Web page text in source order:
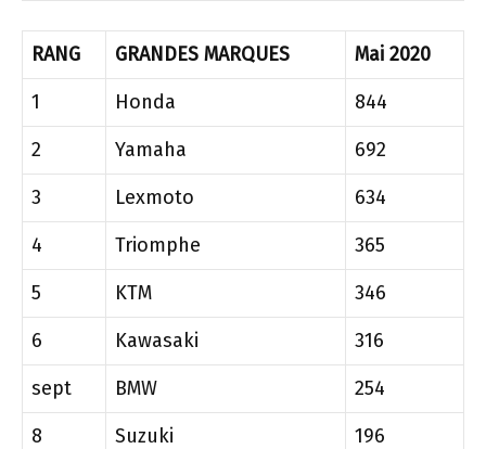
RANG GRANDES MARQUES
Mai 2020
1
Honda
844
2
Yamaha
692
3
Lexmoto
634
4
Triomphe
365
5
KTM
346
6
Kawasaki
316
sept
BMW
254
8
Suzuki
196